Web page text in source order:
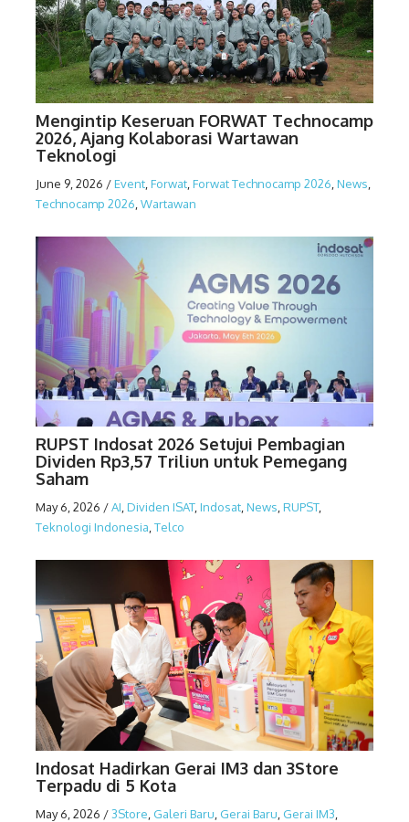
Mengintip Keseruan FORWAT Technocamp
2026, Ajang Kolaborasi Wartawan
Teknologi
June 9, 2026 /Event Forwat Forwat Technocamp 2026 News
Technocamp 2026 Wartawan
RUPST Indosat 2026 Setujui Pembagian
Dividen Rp3,57 Triliun untuk Pemegang
Saham
May 6, 2026 /AI,Dividen ISAT,Indosat,News,RUPST,
Teknologi Indonesia,Telco
Indosat Hadirkan Gerai IM3 dan 3Store
Terpadu di 5 Kota
May 6, 2026 /3Store Galeri Baru Gerai Baru Gerai IM3